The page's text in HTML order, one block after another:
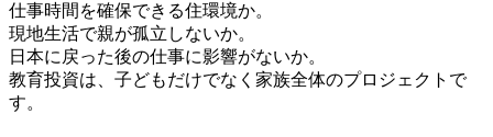
仕事時間を確保できる住環境か。
現地生活で親が孤立しないか。
日本に戻った後の仕事に影響がないか。
教育投資は、子どもだけでなく家族全体のプロジェクトで
す。